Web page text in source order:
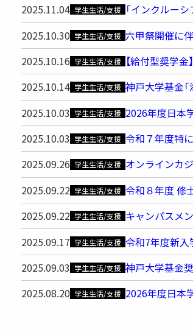
2025.11.04 学生生活/支援 「インクルー
2025.10.30 学生生活/支援 六甲祭開催に
2025.10.16 学生生活/支援 【給付型奨学
2025.10.14 学生生活/支援 神戸大学基金
2025.10.03 学生生活/支援 2026年度日本
2025.10.03 学生生活/支援 令和７年度特
2025.09.26 学生生活/支援 オンラインカ
2025.09.22 学生生活/支援 令和８年度 修
2025.09.22 学生生活/支援 キャンパスメ
2025.09.17 学生生活/支援 令和7年度新入
2025.09.03 学生生活/支援 神戸大学基金
2025.08.20 学生生活/支援 2026年度日本